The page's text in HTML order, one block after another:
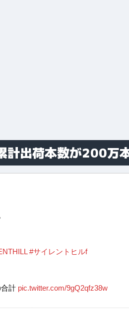
出荷本数が200万
#サイレントヒルf
計 pic.twitter.com/9gQ2qfz38w